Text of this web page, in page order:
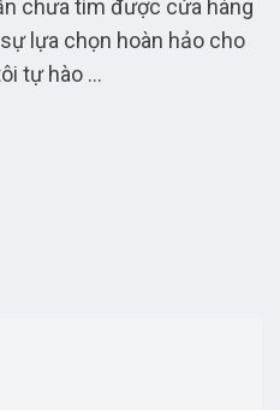
chưa tìm được cửa hàng
lựa chọn hoàn hảo cho
tự hào ...